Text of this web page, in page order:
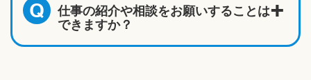
Q 仕事の紹介や相談をお願いすることは
できますか？